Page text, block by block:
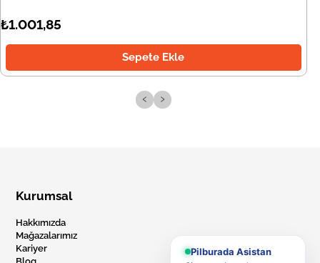
₺1.001,85
Sepete Ekle
‹ ›
Kurumsal
Hakkımızda
Mağazalarımız
Kariyer
Pilburada Asistan